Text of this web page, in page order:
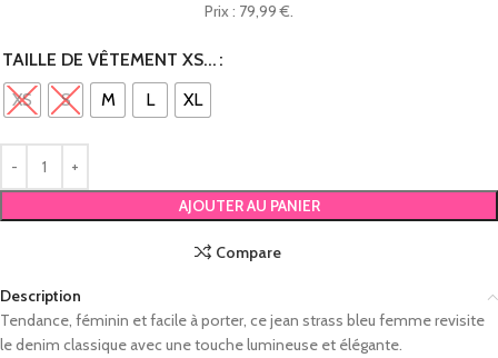
Prix : 79,99 €.
TAILLE DE VÊTEMENT XS...
XS
S M L XL
AJOUTER AU PANIER
Compare
Description
Tendance, féminin et facile à porter, ce jean strass bleu femme revisite
le denim classique avec une touche lumineuse et élégante.